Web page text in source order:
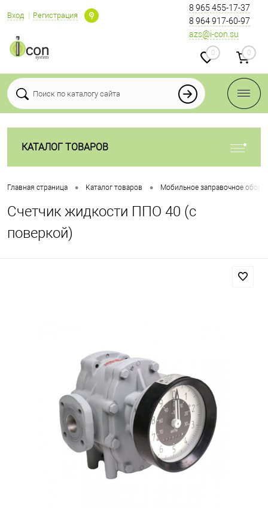
Вход Регистрация
8 965 455-17-37
8 964 917-60-97
azs@i-con.su
0 0
КАТАЛОГ ТОВАРОВ
Главная страница • Каталог товаров • Мобильное заправочное
Счетчик жидкости ППО 40 (с
поверкой)